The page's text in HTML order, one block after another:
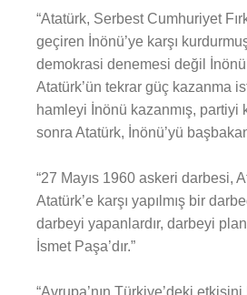
“Atatürk, Serbest Cumhuriyet
geçiren İnönü’ye karşı
demokrasi denemesi değil
Atatürk’ün tekrar güç kazanma
hamleyi İnönü kazanmış, partiyi
sonra Atatürk, İnönü’yü
“27 Mayıs 1960 askeri darbesi,
Atatürk’e karşı yapılmış bir
darbeyi yapanlardır, darbeyi
İsmet Paşa’dır.”
“Avrupa’nın Türkiye’deki etkisini